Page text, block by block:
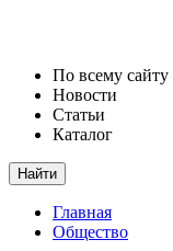
По всему сайту
Новости
Статьи
Каталог
Найти
Главная
Общество